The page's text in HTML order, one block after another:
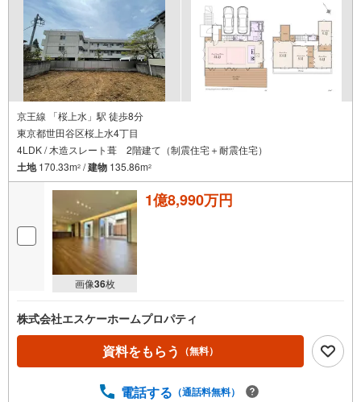
京王線 「桜上水」駅 徒歩8分
東京都世田谷区桜上水4丁目
4LDK / 木造スレート葺 2階建て（制震住宅＋耐震住宅）
土地170.33m2 /建物 135.86m2
画像36枚
1億8,990万円
株式会社エスケーホームプロパティ
資料をもらう （無料）
電話する （通話料無料）